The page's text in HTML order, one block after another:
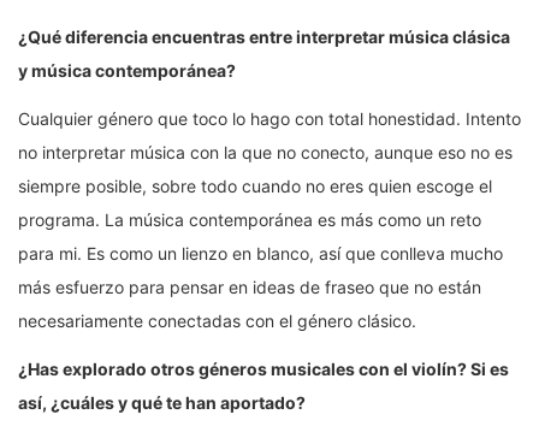
¿Qué diferencia encuentras entre interpretar música clásica
y música contemporánea?
Cualquier género que toco lo hago con total honestidad. Intento
no interpretar música con la que no conecto, aunque eso no es
siempre posible, sobre todo cuando no eres quien escoge el
programa. La música contemporánea es más como un reto
para mi. Es como un lienzo en blanco, así que conlleva mucho
más esfuerzo para pensar en ideas de fraseo que no están
necesariamente conectadas con el género clásico.
¿Has explorado otros géneros musicales con el violín? Si es
así, ¿cuáles y qué te han aportado?